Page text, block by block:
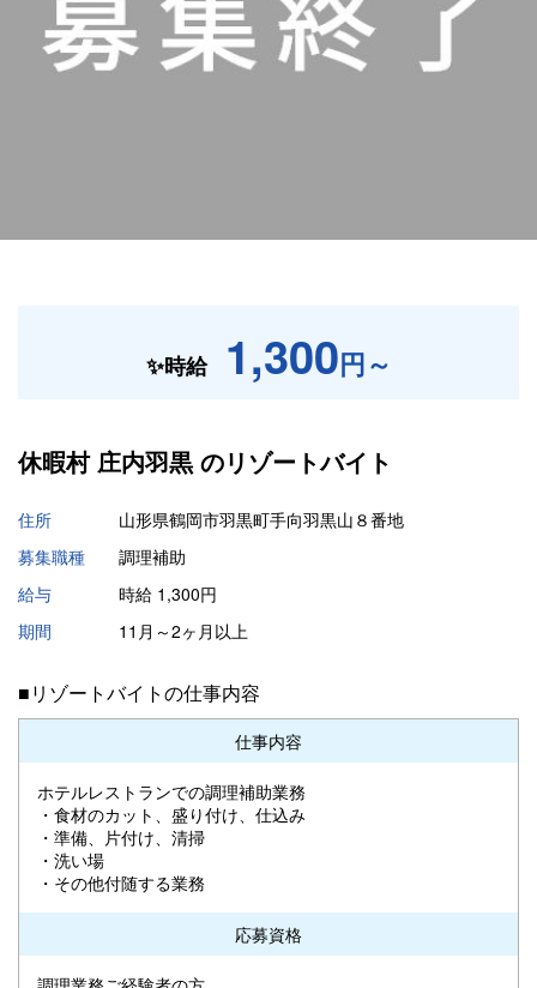
✨時給 1,300円～
休暇村 庄内羽黒 のリゾートバイト
住所
山形県鶴岡市羽黒町手向羽黒山８番地
募集職種
調理補助
給与
時給 1,300円
期間
11月～2ヶ月以上
■リゾートバイトの仕事内容
仕事内容
ホテルレストランでの調理補助業務
・食材のカット、盛り付け、仕込み
・準備、片付け、清掃
・洗い場
・その他付随する業務
応募資格